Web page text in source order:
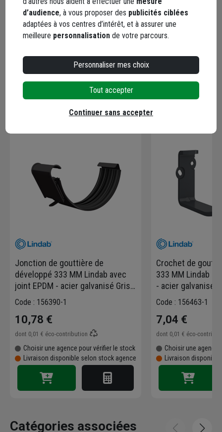
Description
En complément
Jonction de gouttière de
développé 333 MM Lindab avec
joint EPDM - acier galvanisé Gris
anthracite RAL 7016
Code : 156390-1
10,78 €
dont 0,01 € éco-contribution
Choisir une agence pour vérifier le stock
Livraison disponible selon stock agence
Crochet de
333 MM Lindab
- acier galvanisé
RAL 7016
Code : 156463-1
7,04 €
dont 0,01 € éco-
Choisir une agence
Livraison
Catégories associées
d’audience, à vous proposer des publicités ciblées
adaptées à vos centres d’intérêt, et à assurer une
meilleure personnalisation de votre parcours.
Personnaliser mes choix
Tout accepter
Continuer sans accepter